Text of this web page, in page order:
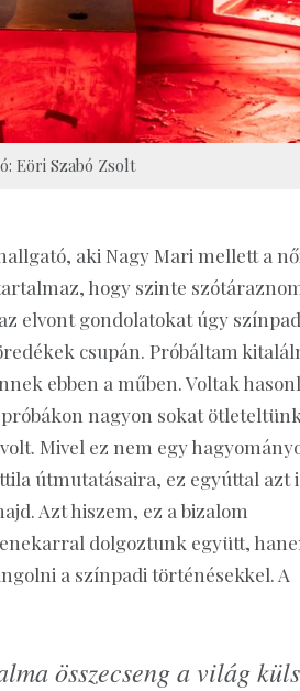
Eöri Szabó Zsolt
aki Nagy Mari mellett a
hogy szinte
elvont gondolatokat úgy
csupán. Próbáltam
ebben a műben. Voltak
nagyon sokat
Mivel ez nem egy
útmutatásaira, ez egyúttal azt
Azt hiszem, ez a bizalom
dolgoztunk együtt,
a színpadi történésekkel. A
összecseng a világ